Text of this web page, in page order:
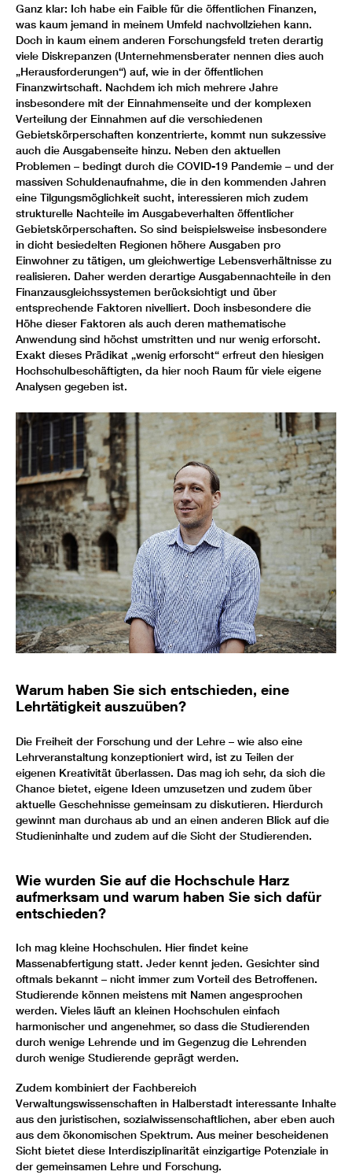
Ganz klar: Ich habe ein Faible für die öffentlichen Finanzen,
was kaum jemand in meinem Umfeld nachvollziehen kann.
Doch in kaum einem anderen Forschungsfeld treten derartig
viele Diskrepanzen (Unternehmensberater nennen dies auch
„Herausforderungen“) auf, wie in der öffentlichen
Finanzwirtschaft. Nachdem ich mich mehrere Jahre
insbesondere mit der Einnahmenseite und der komplexen
Verteilung der Einnahmen auf die verschiedenen
Gebietskörperschaften konzentrierte, kommt nun sukzessive
auch die Ausgabenseite hinzu. Neben den aktuellen
Problemen – bedingt durch die COVID-19 Pandemie – und der
massiven Schuldenaufnahme, die in den kommenden Jahren
eine Tilgungsmöglichkeit sucht, interessieren mich zudem
strukturelle Nachteile im Ausgabeverhalten öffentlicher
Gebietskörperschaften. So sind beispielsweise insbesondere
in dicht besiedelten Regionen höhere Ausgaben pro
Einwohner zu tätigen, um gleichwertige Lebens­verhältnisse zu
realisieren. Daher werden derartige Ausgabennachteile in den
Finanzausgleichssystemen berücksichtigt und über
entsprechende Faktoren nivelliert. Doch insbesondere die
Höhe dieser Faktoren als auch deren mathematische
Anwendung sind höchst umstritten und nur wenig erforscht.
Exakt dieses Prädikat „wenig erforscht“ erfreut den hiesigen
Hochschulbeschäftigten, da hier noch Raum für viele eigene
Analysen gegeben ist.
Warum haben Sie sich entschieden, eine
Lehrtätigkeit auszuüben?
Die Freiheit der Forschung und der Lehre – wie also eine
Lehrveranstaltung konzeptioniert wird, ist zu Teilen der
eigenen Kreativität überlassen. Das mag ich sehr, da sich die
Chance bietet, eigene Ideen umzusetzen und zudem über
aktuelle Geschehnisse gemeinsam zu diskutieren. Hierdurch
gewinnt man durchaus ab und an einen anderen Blick auf die
Studieninhalte und zudem auf die Sicht der Studierenden.
Wie wurden Sie auf die Hochschule Harz
aufmerksam und warum haben Sie sich dafür
entschieden?
Ich mag kleine Hochschulen. Hier findet keine
Massenabfertigung statt. Jeder kennt jeden. Gesichter sind
oftmals bekannt – nicht immer zum Vorteil des Betroffenen.
Studierende können meistens mit Namen angesprochen
werden. Vieles läuft an kleinen Hochschulen einfach
harmonischer und angenehmer, so dass die Studierenden
durch wenige Lehrende und im Gegenzug die Lehrenden
durch wenige Studierende geprägt werden.
Zudem kombiniert der Fachbereich
Verwaltungswissenschaften in Halberstadt interessante Inhalte
aus den juristischen, sozialwissenschaftlichen, aber eben auch
aus dem ökonomischen Spektrum. Aus meiner bescheidenen
Sicht bietet diese Interdisziplinarität einzigartige Potenziale in
der gemeinsamen Lehre und Forschung.